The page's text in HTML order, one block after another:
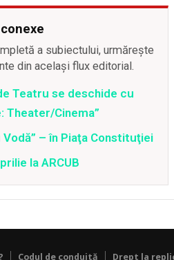
a subiectului, urmărește
din același flux editorial.
Teatru se deschide cu
Theater/Cinema”
– în Piaţa Constituţiei
la ARCUB
Codul de conduită Drept la